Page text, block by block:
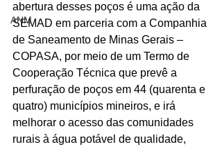
ANM
abertura desses poços é uma ação da
SEMAD em parceria com a Companhia
de Saneamento de Minas Gerais –
COPASA, por meio de um Termo de
Cooperação Técnica que prevê a
perfuração de poços em 44 (quarenta e
quatro) municípios mineiros, e irá
melhorar o acesso das comunidades
rurais à água potável de qualidade,